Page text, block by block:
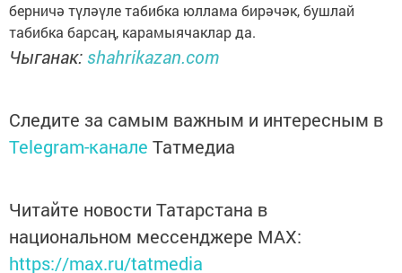
берничә түләүле табибка юллама бирәчәк, бушлай
табибка барсаң, карамыячаклар да.
Чыганак:shahrikazan.com
Следите за самым важным и интересным в
Telegram-канале Татмедиа
Читайте новости Татарстана в
национальном мессенджере MАХ:
https://max.ru/tatmedia